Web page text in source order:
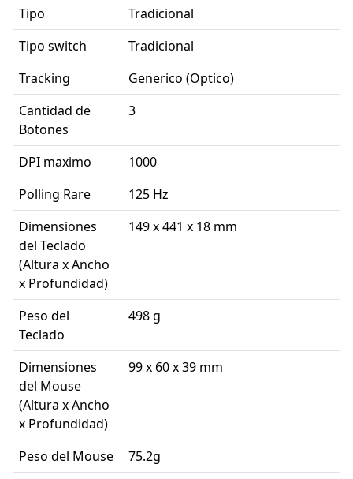
Tipo
Tradicional
Tipo switch
Tradicional
Tracking
Generico (Optico)
Cantidad de
Botones
3
DPI maximo
1000
Polling Rare
125 Hz
Dimensiones
del Teclado
(Altura x Ancho
x Profundidad)
149 x 441 x 18 mm
Peso del
Teclado
498 g
Dimensiones
del Mouse
(Altura x Ancho
x Profundidad)
99 x 60 x 39 mm
Peso del Mouse
75.2g